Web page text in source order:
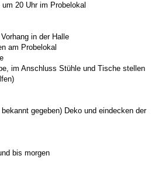
20 Uhr im Probelokal
in der Halle
am Probelokal
im Anschluss Stühle und Tische stellen
gegeben) Deko und eindecken der
bis morgen